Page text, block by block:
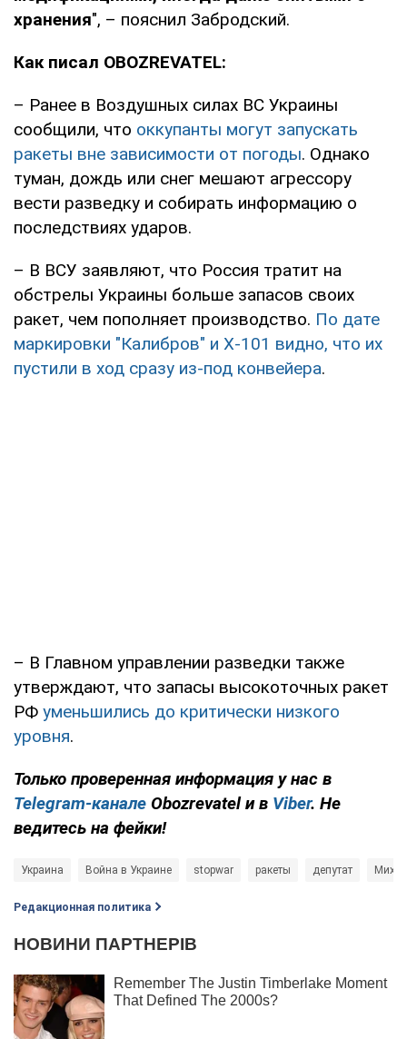
хранения", – пояснил Забродский.
Как писал OBOZREVATEL:
– Ранее в Воздушных силах ВС Украины
сообщили, что оккупанты могут запускать
ракеты вне зависимости от погоды. Однако
туман, дождь или снег мешают агрессору
вести разведку и собирать информацию о
последствиях ударов.
– В ВСУ заявляют, что Россия тратит на
обстрелы Украины больше запасов своих
ракет, чем пополняет производство. По дате
маркировки "Калибров" и Х-101 видно, что их
пустили в ход сразу из-под конвейера.
– В Главном управлении разведки также
утверждают, что запасы высокоточных ракет
РФ уменьшились до критически низкого
уровня.
Только проверенная информация у нас в
Telegram-канале Obozrevatel и в Viber. Не
ведитесь на фейки!
Украина Война в Украине stopwar ракеты депутат
Редакционная политика